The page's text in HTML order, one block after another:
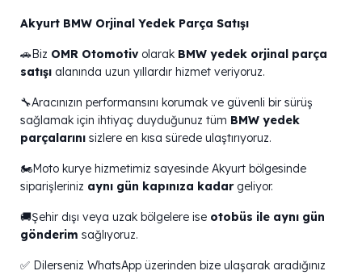
Akyurt BMW Orjinal Yedek Parça Satışı
🚗Biz OMR Otomotivolarak BMW yedek orjinal parça
satışı alanında uzun yıllardır hizmet veriyoruz.
🔧Aracınızın performansını korumak ve güvenli bir sürüş
sağlamak için ihtiyaç duyduğunuz tüm BMW yedek
parçalarını sizlere en kısa sürede ulaştırıyoruz.
🏍️Moto kurye hizmetimiz sayesinde Akyurt bölgesinde
siparişleriniz aynı gün kapınıza kadargeliyor.
🚚Şehir dışı veya uzak bölgelere ise otobüs ile aynı gün
gönderim sağlıyoruz.
✅ Dilerseniz WhatsApp üzerinden bize ulaşarak aradığınız